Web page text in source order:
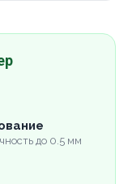
до 0.5 мм